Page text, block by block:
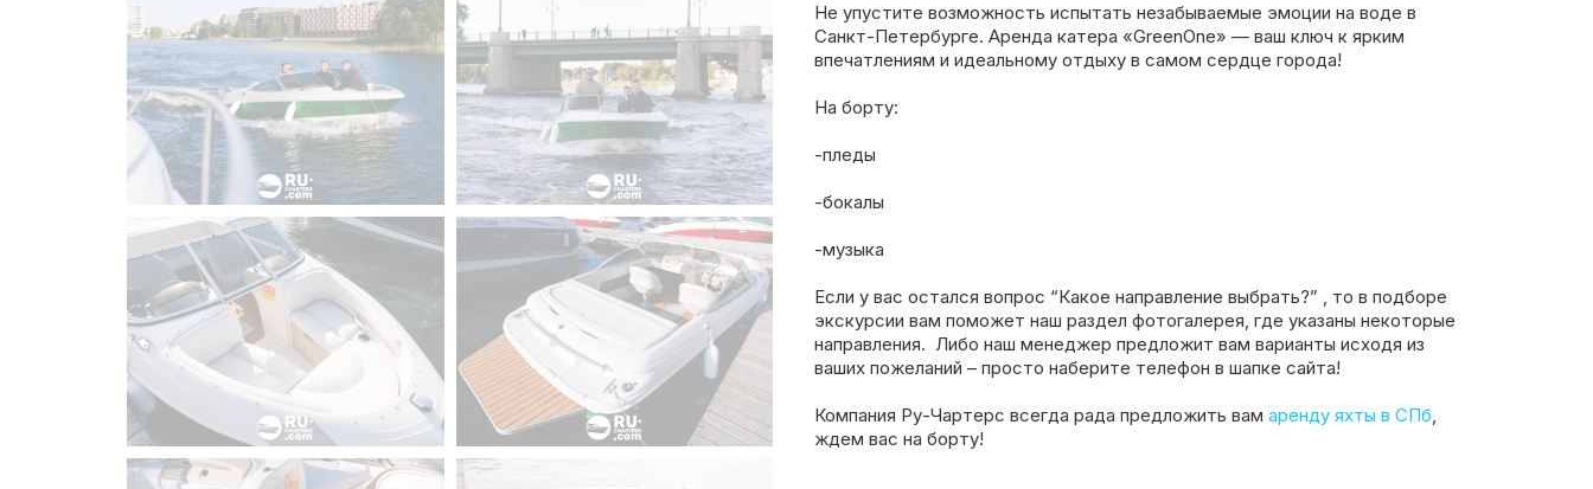
Не упустите возможность испытать незабываемые эмоции на воде в
Санкт-Петербурге. Аренда катера «GreenOne» — ваш ключ к ярким
впечатлениям и идеальному отдыху в самом сердце города!
На борту:
-пледы
-бокалы
-музыка
Если у вас остался вопрос “Какое направление выбрать?” , то в подборе
экскурсии вам поможет наш раздел фотогалерея, где указаны некоторые
направления. Либо наш менеджер предложит вам варианты исходя из
ваших пожеланий – просто наберите телефон в шапке сайта!
Компания Ру-Чартерс всегда рада предложить вам аренду яхты в СПб,
ждем вас на борту!